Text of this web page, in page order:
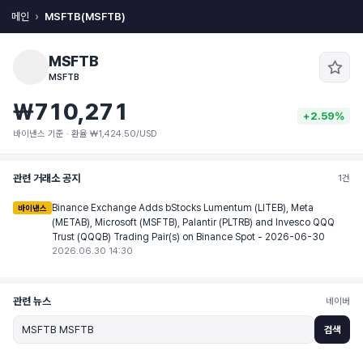
메인 MSFTB(MSFTB)
MSFTB
MSFTB
₩710,271 +2.59%
바이낸스 기준 · 환율 ₩1,424.50/USD
관련 거래소 공지 1건
바이낸스
Binance Exchange Adds bStocks Lumentum (LITEB), Meta
(METAB), Microsoft (MSFTB), Palantir (PLTRB) and Invesco QQQ
Trust (QQQB) Trading Pair(s) on Binance Spot - 2026-06-30
2026.06.30 14:30
관련 뉴스 네이버
검색